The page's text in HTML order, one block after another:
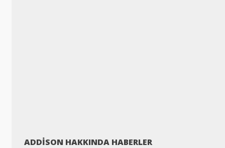
ADDISON HAKKINDA HABERLER